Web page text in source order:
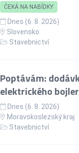
ČEKÁ NA NABÍDKY
Dnes (6. 8. 2026)
Slovensko
Stavebnictví
Poptávám:
elektrického
Dnes (6. 8. 2026)
Moravskoslezský kraj
Stavebnictví